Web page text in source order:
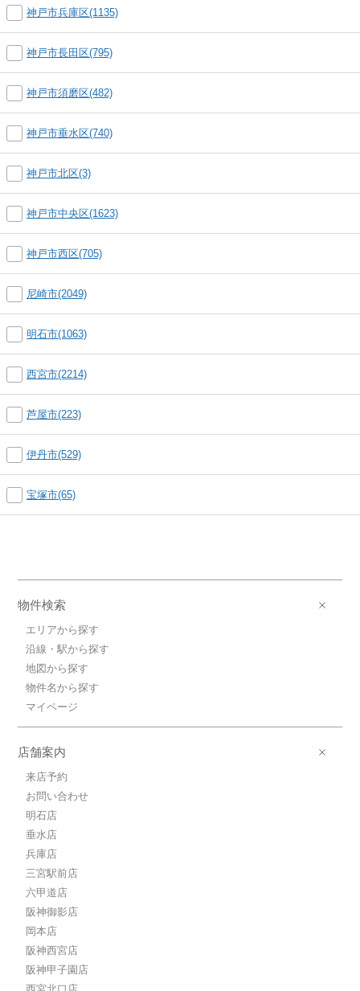
神戸市兵庫区(1135)
神戸市長田区(795)
神戸市須磨区(482)
神戸市垂水区(740)
神戸市北区(3)
神戸市中央区(1623)
神戸市西区(705)
尼崎市(2049)
明石市(1063)
西宮市(2214)
芦屋市(223)
伊丹市(529)
宝塚市(65)
物件検索
エリアから探す
沿線・駅から探す
地図から探す
物件名から探す
マイページ
店舗案内
来店予約
お問い合わせ
明石店
垂水店
兵庫店
三宮駅前店
六甲道店
阪神御影店
岡本店
阪神西宮店
阪神甲子園店